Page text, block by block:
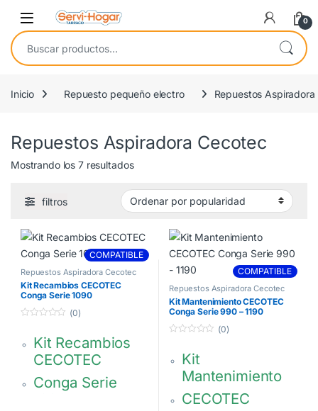
Saltar a navegación
saltar al contenido
Open 0
Buscar por:
Inicio Repuesto pequeño electro Repuestos
Repuestos Aspiradora Cecotec
Mostrando los 7 resultadosOrdenado por popularidad
filtros
COMPATIBLE
Repuestos Aspiradora Cecotec
Kit Recambios CECOTEC
Conga Serie 1090
e
5
(0)
Kit Recambios
CECOTEC
Conga Serie
COMPATIBLE
Repuestos Aspiradora Cecotec
Kit Mantenimiento CECOTEC
Conga Serie 990 – 1190
e
5
(0)
Kit
Mantenimiento
CECOTEC